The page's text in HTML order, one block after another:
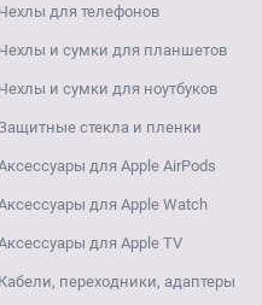
Чехлы для телефонов
Чехлы и сумки для планшетов
Чехлы и сумки для ноутбуков
стекла и пленки
для Apple AirPods
для Apple Watch
для Apple TV
Кабели, переходники, адаптеры